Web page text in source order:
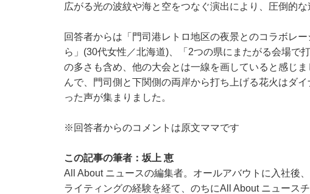
広がる光の波紋や海と空をつなぐ演出により、圧倒的な
回答者からは「門司港レトロ地区の夜景とのコラボレ
ら」(30代女性／北海道)、「2つの県にまたがる会場で
の多さも含め、他の大会とは一線を画していると感じ
んで、門司側と下関側の両岸から打ち上げる花火はダ
った声が集まりました。
※回答者からのコメントは原文ママです
この記事の筆者：坂上 恵
All About ニュースの編集者。オールアバウトに入社後
ライティングの経験を経て、のちにAll About ニュース